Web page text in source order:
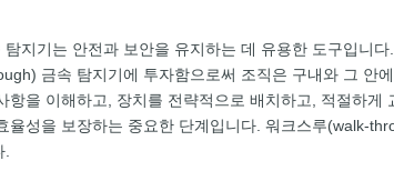
지기는 안전과 보안을 유지하는 데 유용한 도구입니
금속 탐지기에 투자함으로써 조직은 구내와 그 안
항을 이해하고, 장치를 전략적으로 배치하고, 적절하
율성을 보장하는 중요한 단계입니다. 워크스루(walk-